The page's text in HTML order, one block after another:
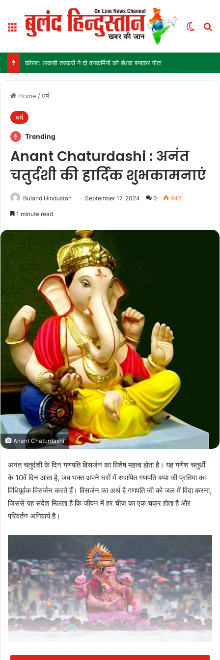
Menu
कोरबा: लकड़ी तस्करों ने दो वनकर्मियों को बंधक बनाकर पीटा
Home /धर्म
धर्म
Trending
Anant Chaturdashi : अनंत
चतुर्दशी की हार्दिक शुभकामनाएं
Buland Hindustan September 17, 2024 0 942
1 minute read
Anant Chaturdashi
अनंत चतुर्दशी के दिन गणपति विसर्जन का विशेष महत्व होता है। यह गणेश चतुर्थी
के 10वें दिन आता है, जब भक्त अपने घरों में स्थापित गणपति बप्पा की प्रतिमा का
विधिपूर्वक विसर्जन करते हैं। विसर्जन का अर्थ है गणपति जी को जल में विदा करना,
जिससे यह संदेश मिलता है कि जीवन में हर चीज का एक चक्र होता है और
परिवर्तन अनिवार्य है।
विसर्जन की प्रक्रिया में गणपति की प्रतिमा को नदी, तालाब या समुद्र में